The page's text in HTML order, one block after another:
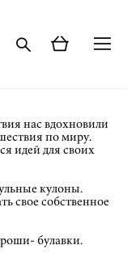
нас вдохновили
по миру.
идей для своих
кулоны.
свое собственное
булавки.